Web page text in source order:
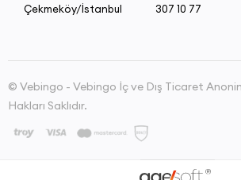
Çekmeköy/İstanbul
307 10 77
© Vebingo - Vebingo İç ve Dış Ticaret
Hakları Saklıdır.